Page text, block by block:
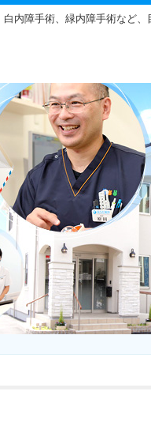
内障手術、緑内障手術など、